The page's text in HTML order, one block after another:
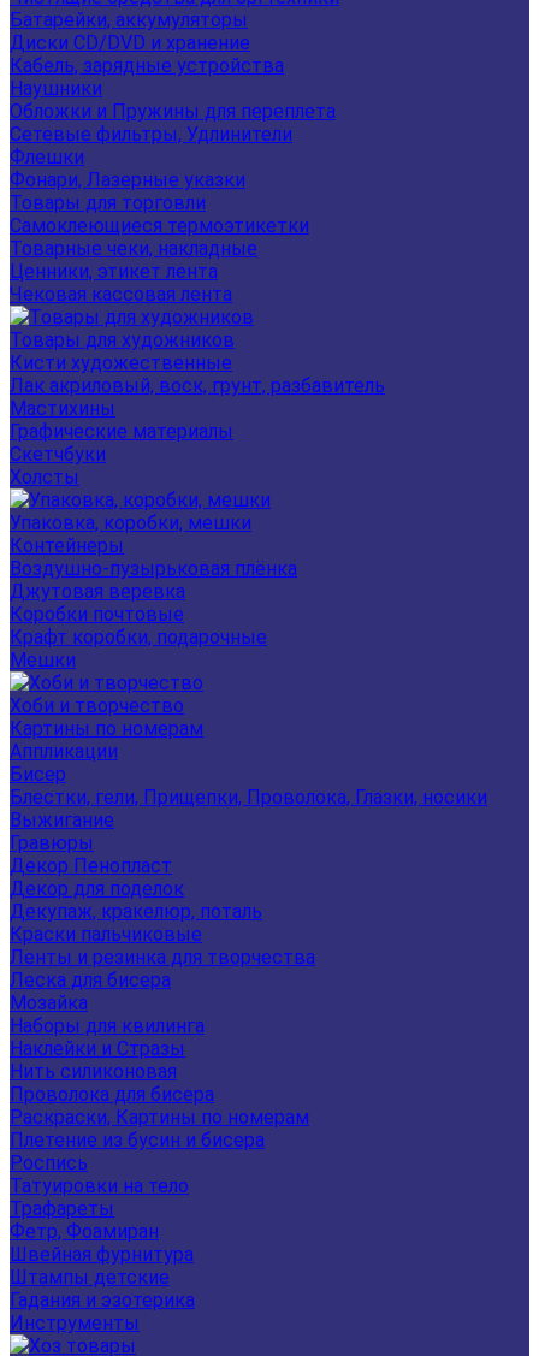
Батарейки, аккумуляторы
Диски CD/DVD и хранение
Кабель, зарядные устройства
Наушники
Обложки и Пружины для переплета
Сетевые фильтры, Удлинители
Флешки
Фонари, Лазерные указки
Товары для торговли
Самоклеющиеся термоэтикетки
Товарные чеки, накладные
Ценники, этикет лента
Чековая кассовая лента
Товары для художников
Кисти художественные
Лак акриловый, воск, грунт, разбавитель
Мастихины
Графические материалы
Скетчбуки
Холсты
Упаковка, коробки, мешки
Контейнеры
Воздушно-пузырьковая плёнка
Джутовая веревка
Коробки почтовые
Крафт коробки, подарочные
Мешки
Хоби и творчество
Картины по номерам
Аппликации
Бисер
Блестки, гели, Прищепки, Проволока, Глазки, носики
Выжигание
Гравюры
Декор Пенопласт
Декор для поделок
Декупаж, кракелюр, поталь
Краски пальчиковые
Ленты и резинка для творчества
Леска для бисера
Мозайка
Наборы для квилинга
Наклейки и Стразы
Нить силиконовая
Проволока для бисера
Раскраски, Картины по номерам
Плетение из бусин и бисера
Роспись
Татуировки на тело
Трафареты
Фетр, Фоамиран
Швейная фурнитура
Штампы детские
Гадания и эзотерика
Инструменты